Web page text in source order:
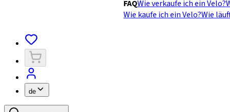
FAQWie verkaufe ich ein Velo?
Wie kaufe ich ein Velo?Wie
de